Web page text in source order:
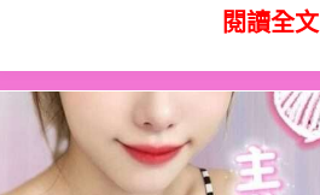
閱讀全文